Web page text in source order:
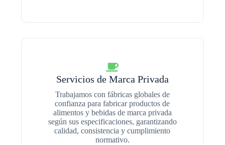
Servicios de Marca Privada
Trabajamos con fábricas globales de
confianza para fabricar productos de
alimentos y bebidas de marca privada
según sus especificaciones, garantizando
calidad, consistencia y cumplimiento
normativo.